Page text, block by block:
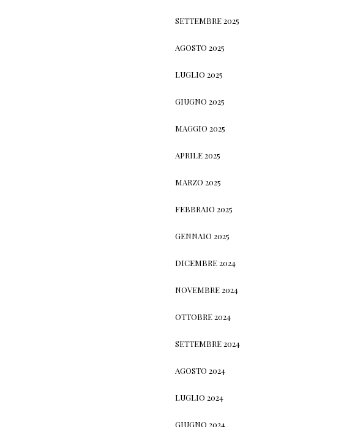
SETTEMBRE 2025
AGOSTO 2025
LUGLIO 2025
GIUGNO 2025
MAGGIO 2025
APRILE 2025
MARZO 2025
FEBBRAIO 2025
GENNAIO 2025
DICEMBRE 2024
NOVEMBRE 2024
OTTOBRE 2024
SETTEMBRE 2024
AGOSTO 2024
LUGLIO 2024
GIUGNO 2024